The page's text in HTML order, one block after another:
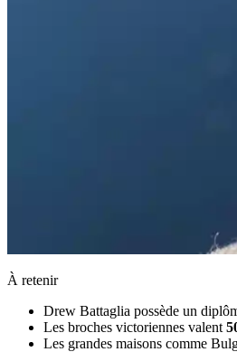
À retenir
Drew Battaglia possède un
Les broches victoriennes valent
Les grandes maisons comme